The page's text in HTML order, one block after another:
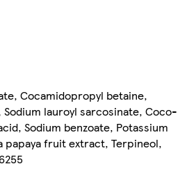
Cocamidopropyl betaine,
lauroyl sarcosinate, Coco-
Sodium benzoate, Potassium
papaya fruit extract, Terpineol,